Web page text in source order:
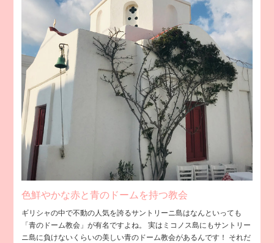
色鮮やかな赤と青のドームを持つ教会
ギリシャの中で不動の人気を誇るサントリーニ島はなんといっても
「青のドーム教会」が有名ですよね。 実はミコノス島にもサントリー
ニ島に負けないくらいの美しい青のドーム教会があるんです！ それだ